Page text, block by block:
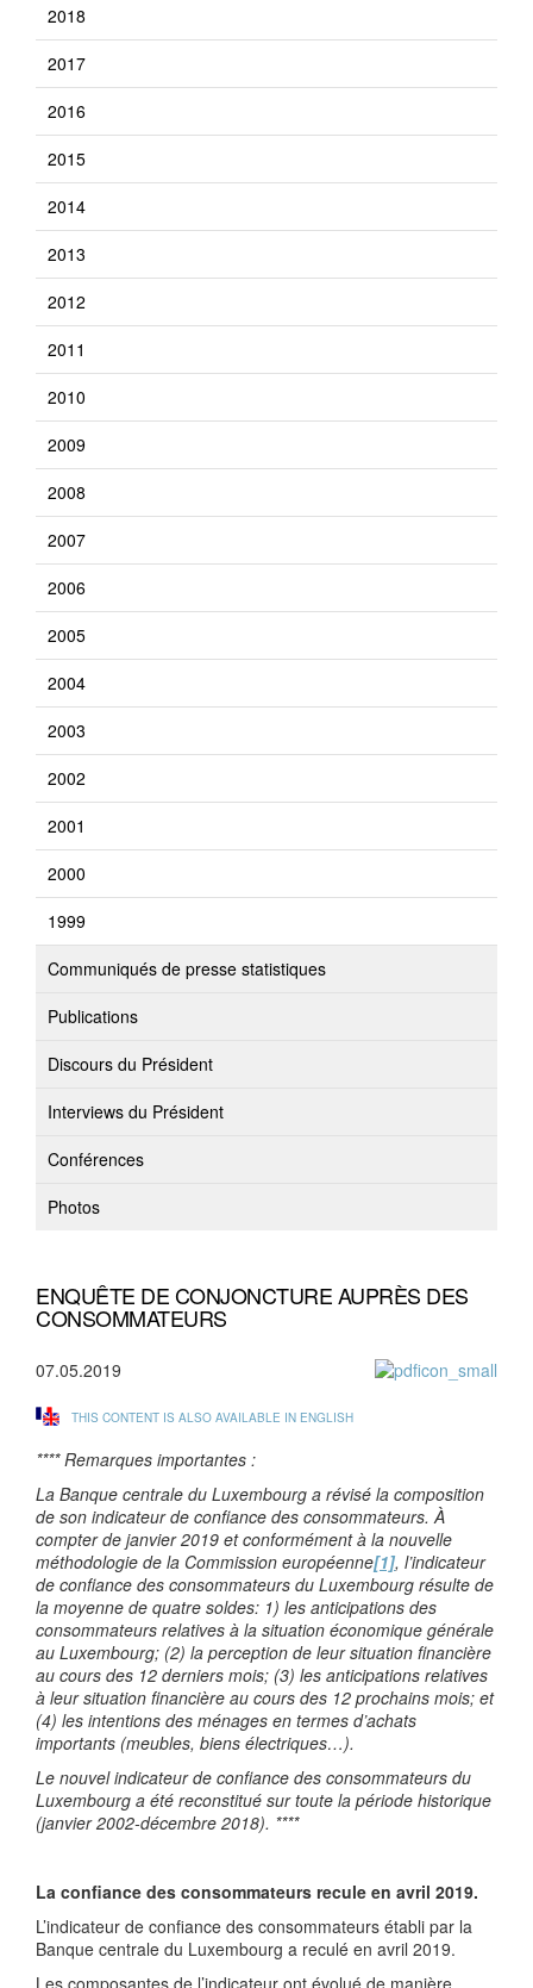
2018
2017
2016
2015
2014
2013
2012
2011
2010
2009
2008
2007
2006
2005
2004
2003
2002
2001
2000
1999
Communiqués de presse statistiques
Publications
Discours du Président
Interviews du Président
Conférences
Photos
ENQUÊTE DE CONJONCTURE AUPRÈS DES
CONSOMMATEURS
07.05.2019
THIS CONTENT IS ALSO AVAILABLE IN ENGLISH
**** Remarques importantes :
La Banque centrale du Luxembourg a révisé la composition
de son indicateur de confiance des consommateurs. À
compter de janvier 2019 et conformément à la nouvelle
méthodologie de la Commission européenne[1], l’indicateur
de confiance des consommateurs du Luxembourg résulte de
la moyenne de quatre soldes: 1) les anticipations des
consommateurs relatives à la situation économique générale
au Luxembourg; (2) la perception de leur situation financière
au cours des 12 derniers mois; (3) les anticipations relatives
à leur situation financière au cours des 12 prochains mois; et
(4) les intentions des ménages en termes d’achats
importants (meubles, biens électriques…).
Le nouvel indicateur de confiance des consommateurs du
Luxembourg a été reconstitué sur toute la période historique
(janvier 2002-décembre 2018). ****
La confiance des consommateurs recule en avril 2019.
L’indicateur de confiance des consommateurs établi par la
Banque centrale du Luxembourg a reculé en avril 2019.
Les composantes de l’indicateur ont évolué de manière